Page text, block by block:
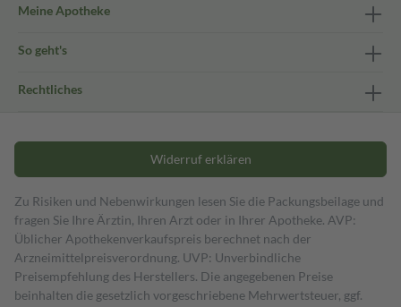
Meine Apotheke
So geht's
Rechtliches
Widerruf erklären
Zu Risiken und Nebenwirkungen lesen Sie die Packungsbeilage und
fragen Sie Ihre Ärztin, Ihren Arzt oder in Ihrer Apotheke. AVP:
Üblicher Apothekenverkaufspreis berechnet nach der
Arzneimittelpreisverordnung. UVP: Unverbindliche
Preisempfehlung des Herstellers. Die angegebenen Preise
beinhalten die gesetzlich vorgeschriebene Mehrwertsteuer, ggf.